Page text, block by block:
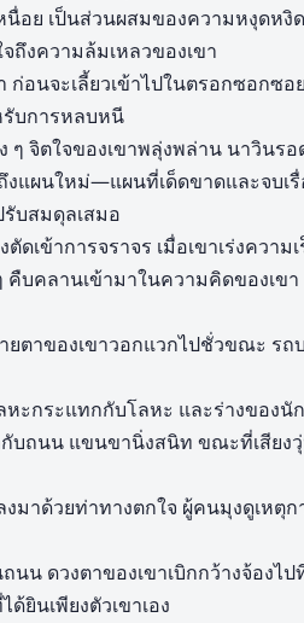
นื่อย เป็นส่วนผสมของความหงุดห
ถึงความล้มเหลวของเขา
ก่อนจะเลี้ยวเข้าไปในตรอกซอกซอ
บการหลบหนี
ๆ จิตใจของเขาพลุ่งพล่าน นาวิน
งแผนใหม่—แผนที่เด็ดขาดและจบเ
บสมดุลเสมอ
ดเข้าการจราจร เมื่อเขาเร่งคว
บคลานเข้ามาในความคิดของเข
ตาของเขาวอกแวกไปชั่วขณะ รถ
หะกระแทกกับโลหะ และร่างของ
บถนน แขนขานิ่งสนิท ขณะที่เสียง
มาด้วยท่าทางตกใจ ผู้คนมุงดูเหตุ
น ดวงตาของเขาเบิกกว้างจ้องไ
ด้ยินเพียงตัวเขาเอง